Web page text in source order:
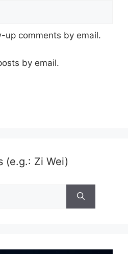
up comments by email.
by email.
(e.g.: Zi Wei)